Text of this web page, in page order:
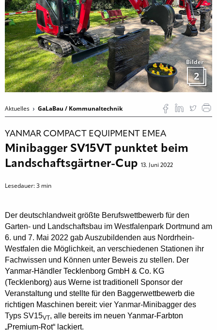
Bilder
2
Aktuelles GaLaBau / Kommunaltechnik
YANMAR COMPACT EQUIPMENT EMEA
Minibagger SV15VT punktet beim
Landschaftsgärtner-Cup 13. Juni 2022
Lesedauer:3 min
Der deutschlandweit größte Berufswettbewerb für den
Garten- und Landschaftsbau im Westfalenpark Dortmund am
6. und 7. Mai 2022 gab Auszubildenden aus Nordrhein-
Westfalen die Möglichkeit, an verschiedenen Stationen ihr
Fachwissen und Können unter Beweis zu stellen. Der
Yanmar-Händler Tecklenborg GmbH & Co. KG
(Tecklenborg) aus Werne ist traditionell Sponsor der
Veranstaltung und stellte für den Baggerwettbewerb die
richtigen Maschinen bereit: vier Yanmar-Minibagger des
Typs SV15VT, alle bereits im neuen Yanmar-Farbton
„Premium-Rot“ lackiert.